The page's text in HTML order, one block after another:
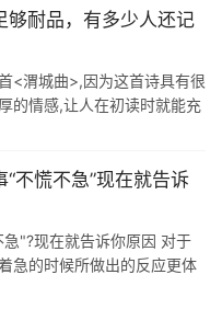
够耐品，有多少人还记
<渭城曲>,因为这首诗具有很
的情感,让人在初读时就能充
不慌不急”现在就告诉
"?现在就告诉你原因 对于
急的时候所做出的反应更体